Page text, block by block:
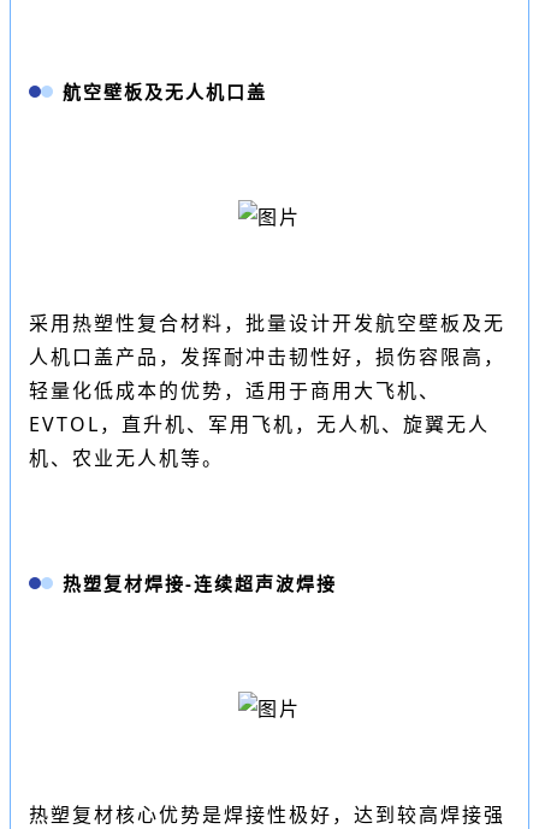
航空壁板及无人机口盖
采用热塑性复合材料，批量设计开发航空壁板及无
人机口盖产品，发挥耐冲击韧性好，损伤容限高，
轻量化低成本的优势，适用于商用大飞机、
EVTOL，直升机、军用飞机，无人机、旋翼无人
机、农业无人机等。
热塑复材焊接-连续超声波焊接
热塑复材核心优势是焊接性极好，达到较高焊接强